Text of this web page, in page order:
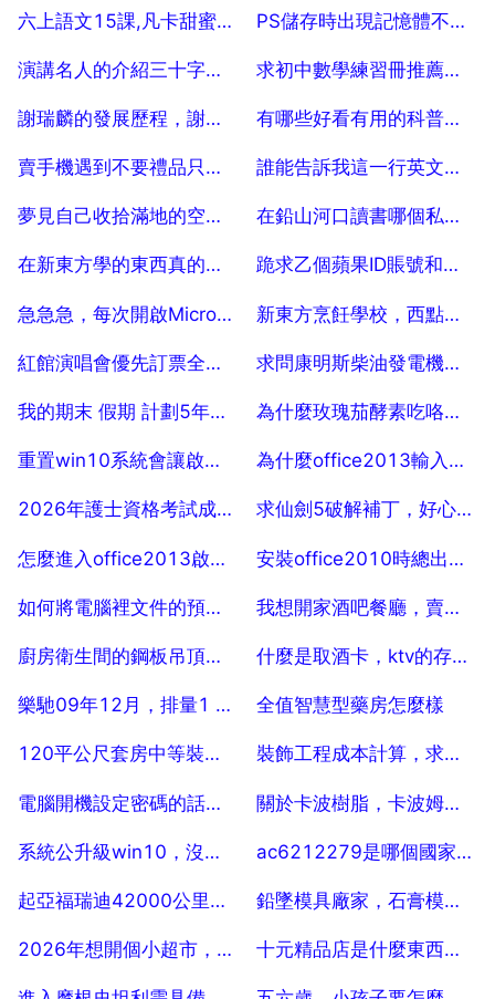
2025-07-18 2025-07-18
六上語文15課,凡卡甜蜜的夢指什麼
2025-07-18
PS儲存時出現記憶體不足，PS儲存時提示記憶體不足（RAM）怎麼辦？
2025-07-18
演講名人的介紹三十字左右
2025-07-18
求初中數學練習冊推薦，浙教版初中數學練習冊求推薦
2025-07-18
謝瑞麟的發展歷程，謝瑞麟的TSL簡介
2025-07-18
有哪些好看有用的科普書籍
2025-07-18
賣手機遇到不要禮品只要求少價的該怎麼應對
2025-07-18
誰能告訴我這一行英文是什麼意思
2025-07-18
夢見自己收拾滿地的空酒瓶
2025-07-18
在鉛山河口讀書哪個私立學校的初中最省錢？
2025-07-18
在新東方學的東西真的有用嗎
2025-07-18
跪求乙個蘋果ID賬號和密碼 5
2025-07-18
急急急，每次開啟Microsoft office2016都會出現這個問題
2025-07-18
新東方烹飪學校，西點班是長期好還是短期好？ 5
2025-07-18
紅館演唱會優先訂票全部擊售完什麼意思
2025-07-18
求問康明斯柴油發電機組飛車如何判斷及處理
2025-07-18
我的期末 假期 計劃5年級小學作文學習目標
2025-07-18
為什麼玫瑰茄酵素吃咯會便秘
2025-07-18
重置win10系統會讓啟用的office失效嗎
2025-07-18
為什麼office2013輸入金鑰後還是顯示要啟用 30
2025-07-18
2026年護士資格考試成績查詢
2025-07-18
求仙劍5破解補丁，好心的大哥大姐yangbabyface vip qq com 10
2025-07-18
怎麼進入office2013啟用頁面
2025-07-18
安裝office2010時總出現 「安裝 已停止工作」，求幫忙
2025-07-18
如何將電腦裡文件的預設開啟方式從Word變為wps？
2025-07-18
我想開家酒吧餐廳，賣點什麼餐好？
2025-07-18
廚房衛生間的鋼板吊頂怎麼算，一平方多少錢？
2025-07-18
什麼是取酒卡，ktv的存酒卡是什麼？
2025-07-18
樂馳09年12月，排量1 0的是進口發動機嗎
2025-07-18
全值智慧型藥房怎麼樣
2025-07-18
120平公尺套房中等裝修大概要多少錢？
2025-07-18
裝飾工程成本計算，求助裝飾工程成本發票稅金核算
2025-07-18
電腦開機設定密碼的話。影響開機時間嗎？
2025-07-18
關於卡波樹脂，卡波姆對面板有傷害麼
2025-07-18
系統公升級win10，沒驅動怎麼辦
2025-07-18
ac6212279是哪個國家的錢幣編碼
2025-07-18
起亞福瑞迪42000公里需做什麼樣的保養
2025-07-18
鉛墜模具廠家，石膏模具怎麼做鉛墜
2025-07-18
2026年想開個小超市，70平方左右。怎麼能經營好呢？
2025-07-18
十元精品店是什麼東西，現在做得好的有哪些？
2025-07-18